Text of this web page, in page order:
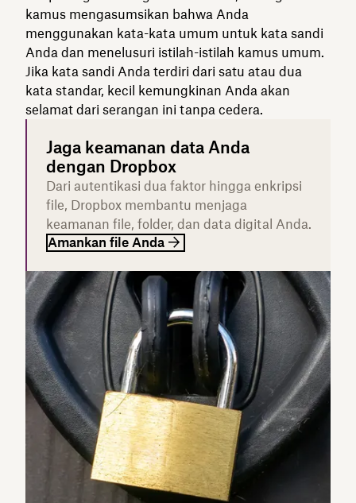
kamus mengasumsikan bahwa Anda
menggunakan kata-kata umum untuk kata sandi
Anda dan menelusuri istilah-istilah kamus umum.
Jika kata sandi Anda terdiri dari satu atau dua
kata standar, kecil kemungkinan Anda akan
selamat dari serangan ini tanpa cedera.
Jaga keamanan data Anda
dengan Dropbox
Dari autentikasi dua faktor hingga enkripsi
file, Dropbox membantu menjaga
keamanan file, folder, dan data digital Anda.
Amankan file Anda